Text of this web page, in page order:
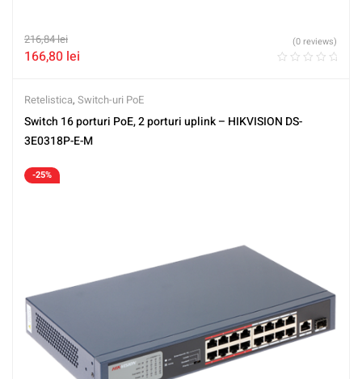
216,84lei
166,80 lei
(0 reviews)
Retelistica, Switch-uri PoE
Switch 16 porturi PoE, 2 porturi uplink – HIKVISION DS-
3E0318P-E-M
-25%